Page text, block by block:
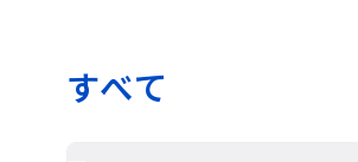
すべて